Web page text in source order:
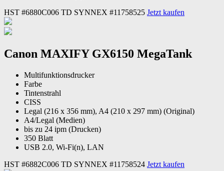
HST #6880C006 TD SYNNEX #11758525 Jetzt kaufen
Canon MAXIFY GX6150 MegaTank
Multifunktionsdrucker
Farbe
Tintenstrahl
CISS
Legal (216 x 356 mm), A4 (210 x 297 mm) (Original)
A4/Legal (Medien)
bis zu 24 ipm (Drucken)
350 Blatt
USB 2.0, Wi-Fi(n), LAN
HST #6882C006 TD SYNNEX #11758524 Jetzt kaufen